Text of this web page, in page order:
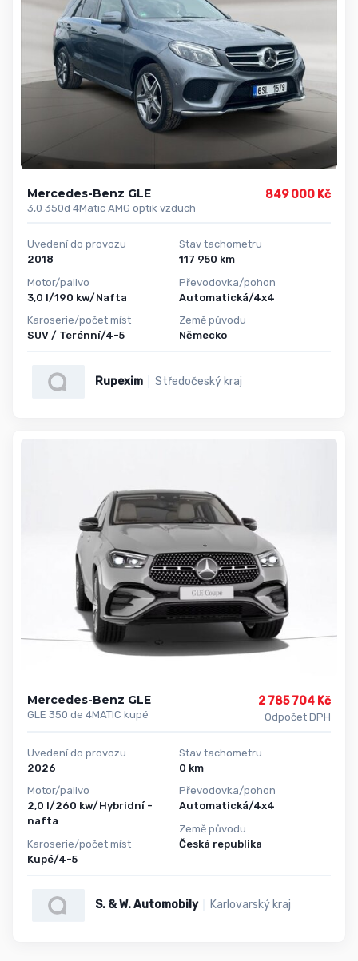
Mercedes-Benz GLE
3,0 350d 4Matic AMG optik vzduch
849 000 Kč
Uvedení do provozu
2018
Motor/palivo
3,0 l/190 kw/Nafta
Karoserie/počet míst
SUV / Terénní/4-5
Stav tachometru
117 950 km
Převodovka/pohon
Automatická/4x4
Země původu
Německo
Rupexim Středočeský kraj
Mercedes-Benz GLE
GLE 350 de 4MATIC kupé
2 785 704 Kč
Odpočet DPH
Uvedení do provozu
2026
Motor/palivo
2,0 l/260 kw/Hybridní -
nafta
Karoserie/počet míst
Kupé/4-5
Stav tachometru
0 km
Převodovka/pohon
Automatická/4x4
Země původu
Česká republika
S. & W. Automobily Karlovarský kraj